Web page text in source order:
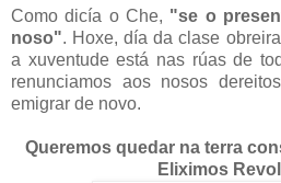
Como dicía o Che, "se o
noso". Hoxe, día da clase
a xuventude está nas rúas de
renunciamos aos nosos
emigrar de novo.
Queremos quedar na terra
Eliximos